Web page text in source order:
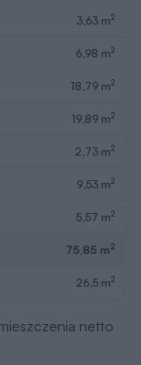
3,63 m2
6,98 m2
18,79 m2
19,89 m2
2,73 m2
9,53 m2
5,57 m2
75,85 m2
26,5 m2
netto